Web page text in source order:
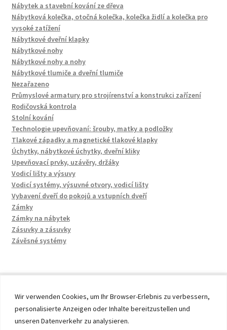
Wir verwenden Cookies, um Ihr Browser-Erlebnis zu verbessern,
personalisierte Anzeigen oder Inhalte bereitzustellen und
unseren Datenverkehr zu analysieren.
Nábytek a stavební kování ze dřeva
Nábytková kolečka, otočná kolečka, kolečka židlí a kolečka pro
vysoké zatížení
Nábytkové dveřní klapky
Nábytkové nohy
Nábytkové nohy a nohy
Nábytkové tlumiče a dveřní tlumiče
Nezařazeno
Průmyslové armatury pro strojírenství a konstrukci zařízení
Rodičovská kontrola
Stolní kování
Technologie upevňovaní: šrouby, matky a podložky
Tlakové západky a magnetické tlakové klapky
Úchytky, nábytkové úchytky, dveřní kliky
Upevňovací prvky, uzávěry, držáky
Vodicí lišty a výsuvy
Vodicí systémy, výsuvné otvory, vodicí lišty
Vybavení dveří do pokojů a vstupních dveří
Zámky
Zámky na nábytek
Zásuvky a zásuvky
Závěsné systémy
© 2026 by UMAXO Germany, member of the ERUON Group.
High quality Fittings, mechanical Components and